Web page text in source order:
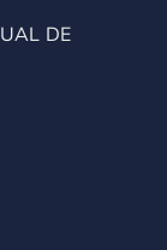
DE